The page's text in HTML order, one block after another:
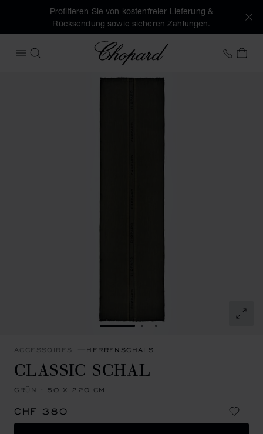
Profitieren Sie von kostenfreier Lieferung &
Rücksendung sowie sicheren Zahlungen.
MENÜ ÖFFNEN
SUCHEN
Chopard +41
Produktbilder Classic Schal (Schaltflächen aktivieren, um
ZUR FOLIE GEHEN 1
ZUR FOLIE GEHEN 2
ZUR FOLIE GEHEN 3
ACCESSOIRES HERRENSCHALS
CLASSIC SCHAL
GRÜN - 50 X 220 CM
CHF 380